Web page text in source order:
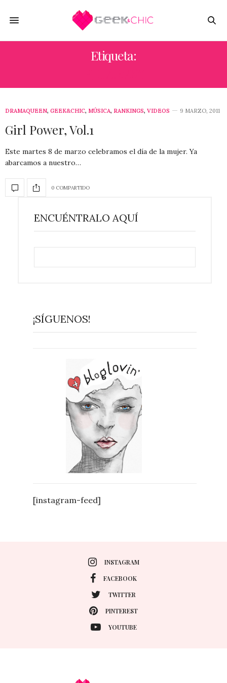
Etiqueta:
DRAMAQUEEN, GEEK&CHIC, MÚSICA, RANKINGS, VIDEOS 9 MARZO, 2011
Girl Power, Vol.1
Este martes 8 de marzo celebramos el día de la mujer. Ya
abarcamos a nuestro…
0 COMPARTIDO
ENCUÉNTRALO AQUÍ
¡SÍGUENOS!
[instagram-feed]
INSTAGRAM
FACEBOOK
TWITTER
PINTEREST
YOUTUBE